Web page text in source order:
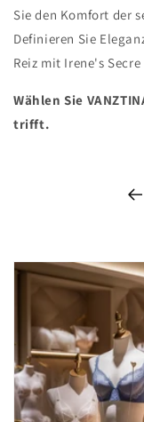
Sie den Komfort der
Definieren Sie
Reiz mit Irene's Secre
Wählen Sie
trifft.